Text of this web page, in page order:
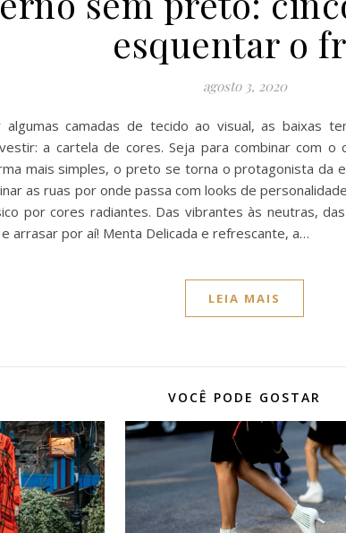
esquentar o
agosto 3, 2020
algumas camadas de tecido ao visual, as baixas
a cartela de cores. Seja para combinar com o
mais simples, o preto se torna o protagonista da
as ruas por onde passa com looks de
por cores radiantes. Das vibrantes às neutras,
arrasar por aí! Menta Delicada e refrescante, a…
LEIA MAIS
VOCÊ PODE GOSTAR